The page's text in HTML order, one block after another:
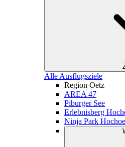
Alle Ausflugsziele
Region Oetz
AREA 47
Piburger See
Erlebnisberg
Ninja Park